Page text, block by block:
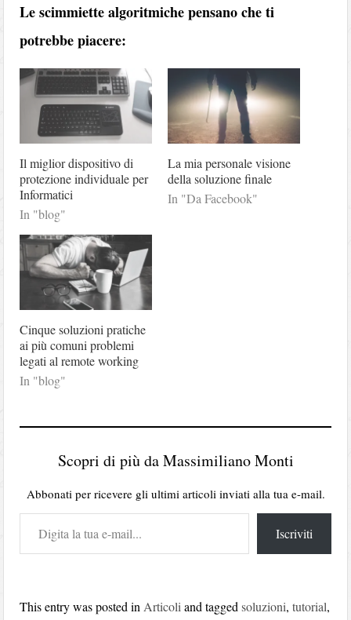
Le scimmiette algoritmiche pensano che ti
potrebbe piacere:
Il miglior dispositivo di
protezione individuale per
Informatici
In "blog"
La mia personale visione
della soluzione finale
In "Da Facebook"
Cinque soluzioni pratiche
ai più comuni problemi
legati al remote working
In "blog"
Scopri di più da Massimiliano Monti
Abbonati per ricevere gli ultimi articoli inviati alla tua e-mail.
Digita la tua e-mail...
Iscriviti
This entry was posted inArticoliand taggedsoluzioni,tutorial,